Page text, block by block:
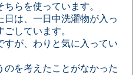
らを使っています。
日は、一日中洗濯物が入っ
しています。
すが、わりと気に入ってい
のを考えたことがなかった